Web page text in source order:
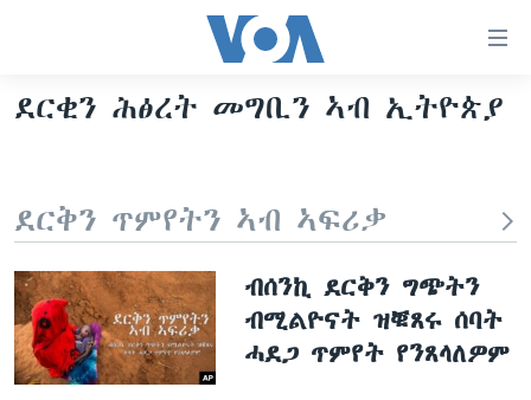
መራኸቢታት
ሕለፍ
ናብ
ቀንዲ
መምርሒ
ስገር
ናብ
መፈተሺ
ዜና
ዓለም
ሰሙናዊ መደባት
ጥዕና
መንእሰያት
ኤርትራውያን ኣብ ኣመሪካ
ራድዮ
መኽዘን ሓጸርቲ ድምጺ
ትሕዝቶ ወሃብቲ ርእይቶ
VOA60 ኣፍሪቃ
VOA60 ኣመሪካ
VOA60 ዓለም
ፍሉይ ዓምዲ
ዕለታዊ ፈነወ ድምጺ ኣመሪካ ቋንቋ ትግርኛ
ደርቂን ሕፅረት መግቢን ኣብ ኢትዮጵያ
ደርቅን ጥምየትን ኣብ ኣፍሪቃ
ብሰንኪ ደርቅን ግጭትን
ብሚልዮናት ዝቑጸሩ ሰባት
ሓደጋ ጥምየት የንጸላለዎም